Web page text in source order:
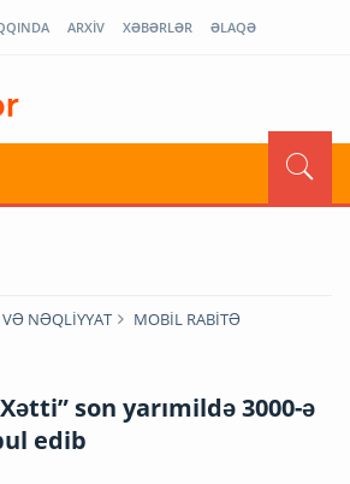
ARXİV XƏBƏRLƏR ƏLAQƏ
VƏ NƏQLİYYAT MOBİL RABİTƏ
son yarımildə 3000-ə
edib